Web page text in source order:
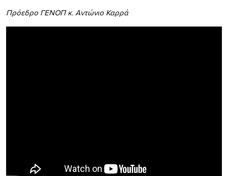
Πρόεδρο ΓΕΝΟΠ κ. Αντώνιο Καρρά